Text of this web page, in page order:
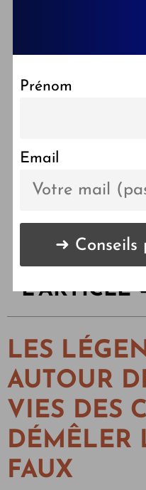
LES
L'ARTICLE
LES
AUTOUR
VIES DES
DÉMÊLER
FAUX
Prénom
Email